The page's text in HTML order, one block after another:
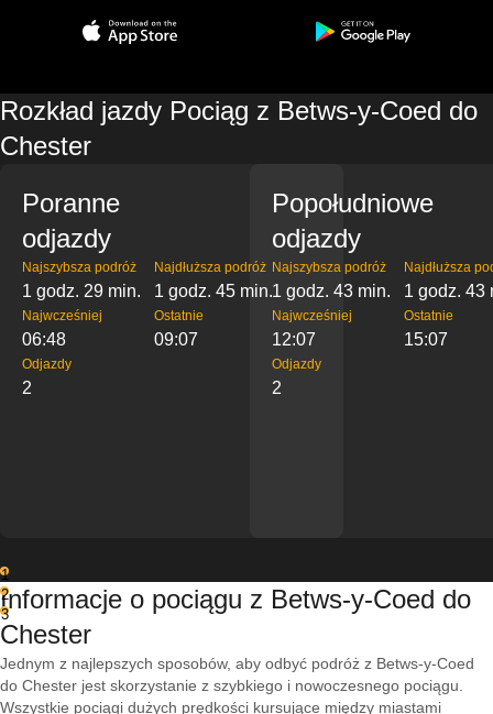
Rozkład jazdy Pociąg z Betws-y-Coed do
Chester
Poranne
odjazdy
Najszybsza podróż
1 godz. 29 min.
Najdłuższa podróż
1 godz. 45 min.
Najwcześniej
06:48
Ostatnie
09:07
Odjazdy
2
Popołudniowe
odjazdy
Najszybsza podróż
1 godz. 43 min.
Najdłuższa
1 godz. 43
Najwcześniej
12:07
Ostatnie
15:07
Odjazdy
2
1
2
3
Informacje o pociągu z Betws-y-Coed do
Chester
Jednym z najlepszych sposobów, aby odbyć podróż z Betws-y-Coed
do Chester jest skorzystanie z szybkiego i nowoczesnego pociągu.
Wszystkie pociągi dużych prędkości kursujące między miastami